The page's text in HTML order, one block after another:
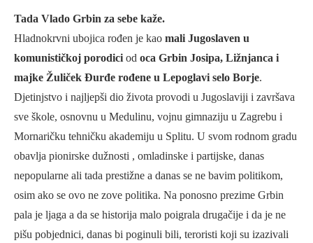
Tada Vlado Grbin za sebe kaže.
Hladnokrvni ubojica rođen je kao mali Jugoslaven u
komunističkoj porodici od oca Grbin Josipa, Ližnjanca i
majke Žuliček Đurđe rođene u Lepoglavi selo Borje.
Djetinjstvo i najljepši dio života provodi u Jugoslaviji i završava
sve škole, osnovnu u Medulinu, vojnu gimnaziju u Zagrebu i
Mornaričku tehničku akademiju u Splitu. U svom rodnom gradu
obavlja pionirske dužnosti , omladinske i partijske, danas
nepopularne ali tada prestižne a danas se ne bavim politikom,
osim ako se ovo ne zove politika. Na ponosno prezime Grbin
pala je ljaga a da se historija malo poigrala drugačije i da je ne
pišu pobjednici, danas bi poginuli bili, teroristi koji su izazivali